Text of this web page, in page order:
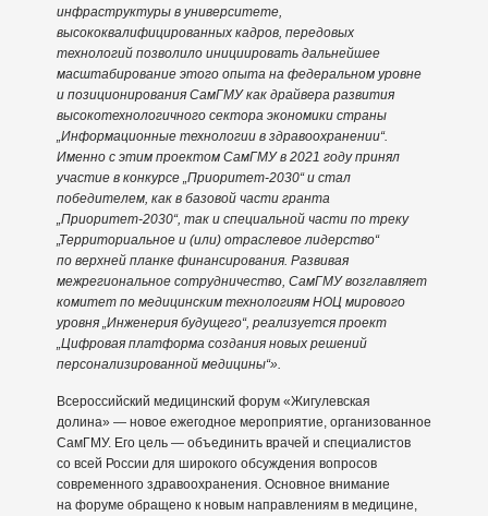
инфраструктуры в университете,
высококвалифицированных кадров, передовых
технологий позволило инициировать дальнейшее
масштабирование этого опыта на федеральном уровне
и позиционирования СамГМУ как драйвера развития
высокотехнологичного сектора экономики страны
„Информационные технологии в здравоохранении“.
Именно с этим проектом СамГМУ в 2021 году принял
участие в конкурсе „Приоритет-2030“ и стал
победителем, как в базовой части гранта
„Приоритет-2030“, так и специальной части по треку
„Территориальное и (или) отраслевое лидерство“
по верхней планке финансирования. Развивая
межрегиональное сотрудничество, СамГМУ возглавляет
комитет по медицинским технологиям НОЦ мирового
уровня „Инженерия будущего“, реализуется проект
„Цифровая платформа создания новых решений
персонализированной медицины“».
Всероссийский медицинский форум «Жигулевская
долина» — новое ежегодное мероприятие, организованное
СамГМУ. Его цель — объединить врачей и специалистов
со всей России для широкого обсуждения вопросов
современного здравоохранения. Основное внимание
на форуме обращено к новым направлениям в медицине,